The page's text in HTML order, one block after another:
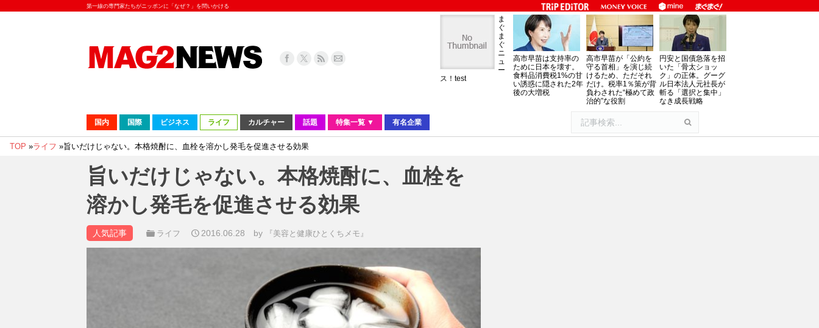
第一線の専門家たちがニッポンに「なぜ？」を問いかける
ま
ぐ
ま
ぐ
ニ
ュ
ー
ス！test
高市早苗は支持率の
ために日本を壊す。
食料品消費税1%の甘
い誘惑に隠された2年
後の大増税
高市早苗が「公約を
守る首相」を演じ続
けるため、ただそれ
だけ。税率1％策が背
負わされた“極めて政
治的”な役割
円安と国債急落を招
いた「骨太ショッ
ク」の正体。グーグ
ル日本法人元社長が
斬る「選択と集中」
なき成長戦略
国内 国際 ビジネス ライフ カルチャー 話題 特集一覧 ▼ 有名企業
TOP »ライフ »旨いだけじゃない。本格焼酎に、血栓を溶かし発毛を促進させる効果
旨いだけじゃない。本格焼酎に、血栓を
溶かし発毛を促進させる効果
人気記事 ライフ 2016.06.28 by 『美容と健康ひとくちメモ』